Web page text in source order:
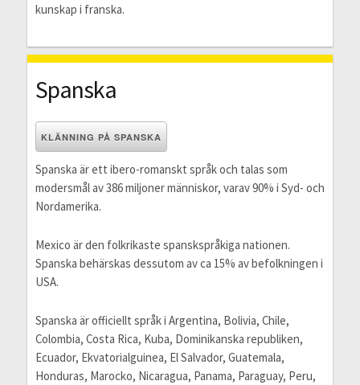
kunskap i franska.
Spanska
KLÄNNING PÅ SPANSKA
Spanska är ett ibero-romanskt språk och talas som
modersmål av 386 miljoner människor, varav 90% i Syd- och
Nordamerika.
Mexico är den folkrikaste spanskspråkiga nationen.
Spanska behärskas dessutom av ca 15% av befolkningen i
USA.
Spanska är officiellt språk i Argentina, Bolivia, Chile,
Colombia, Costa Rica, Kuba, Dominikanska republiken,
Ecuador, Ekvatorialguinea, El Salvador, Guatemala,
Honduras, Marocko, Nicaragua, Panama, Paraguay, Peru,